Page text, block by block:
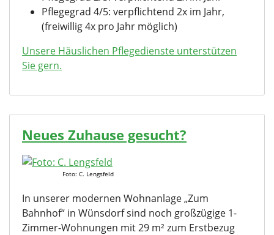
Pflegegrad 4/5: verpflichtend 2x im Jahr,
(freiwillig 4x pro Jahr möglich)
Unsere Häuslichen Pflegedienste unterstützen
Sie gern.
Neues Zuhause gesucht?
Foto: C. Lengsfeld
In unserer modernen Wohnanlage „Zum
Bahnhof“ in Wünsdorf sind noch großzügige 1-
Zimmer-Wohnungen mit 29 m² zum Erstbezug